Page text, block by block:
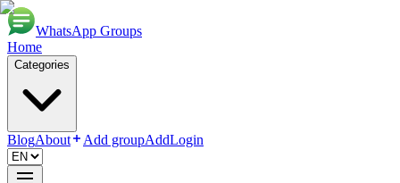
WhatsApp Groups
Home
Categories
BlogAbout Add groupAddLogin